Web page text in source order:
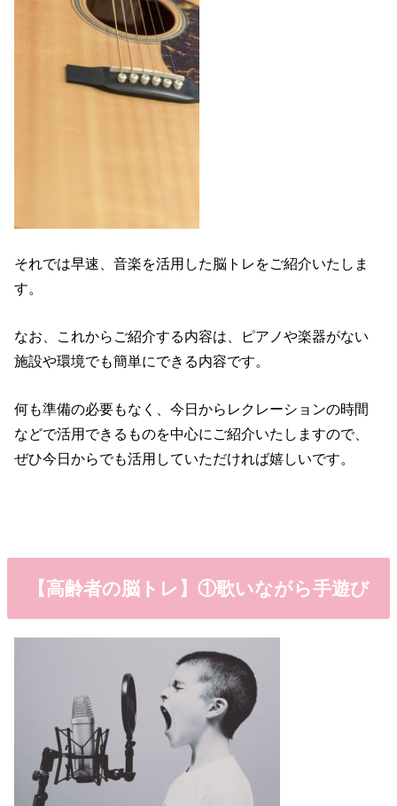
それでは早速、音楽を活用した脳トレをご紹介いたしま
す。
なお、これからご紹介する内容は、ピアノや楽器がない
施設や環境でも簡単にできる内容です。
何も準備の必要もなく、今日からレクレーションの時間
などで活用できるものを中心にご紹介いたしますので、
ぜひ今日からでも活用していただければ嬉しいです。
【高齢者の脳トレ】①歌いながら手遊び